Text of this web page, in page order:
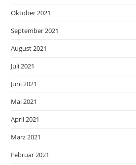
Oktober 2021
September 2021
August 2021
Juli 2021
Juni 2021
Mai 2021
April 2021
März 2021
Februar 2021